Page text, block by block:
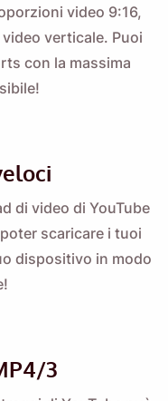
video 9:16,
verticale. Puoi
con la massima
di video di YouTube
scaricare i tuoi
dispositivo in modo
3
🔔
Viddly
PC Windows.